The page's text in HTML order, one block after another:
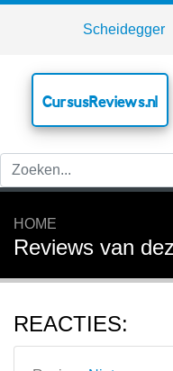
Scheidegger
CursusReviews.nl
HOME
Reviews van
REACTIES: